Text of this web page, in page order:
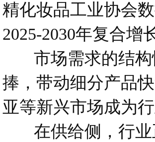
精化妆品工业协会
2025-2030年复合增
市场需求的结构
捧，带动细分产品
亚等新兴市场成为
在供给侧，行业